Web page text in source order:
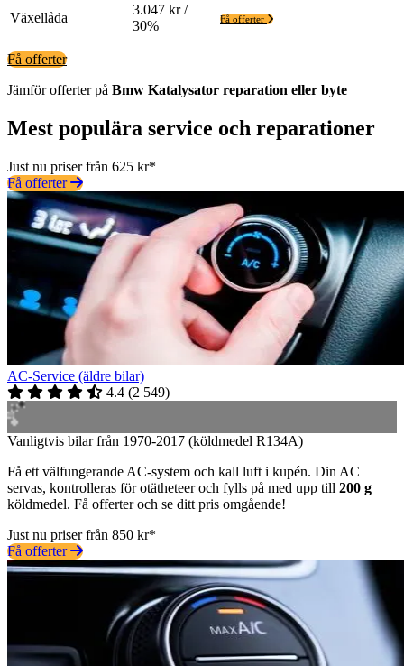
Växellåda
3.047 kr /
30%
Få offerter
Få offerter
Jämför offerter på Bmw Katalysator reparation eller byte
Mest populära service och reparationer
Just nu priser från 625 kr*
Få offerter
AC-Service (äldre bilar)
4.4 (2 549)
Vanligtvis bilar från 1970-2017 (köldmedel R134A)
Få ett välfungerande AC-system och kall luft i kupén. Din AC
servas, kontrolleras för otätheteer och fylls på med upp till 200 g
köldmedel. Få offerter och se ditt pris omgående!
Just nu priser från 850 kr*
Få offerter